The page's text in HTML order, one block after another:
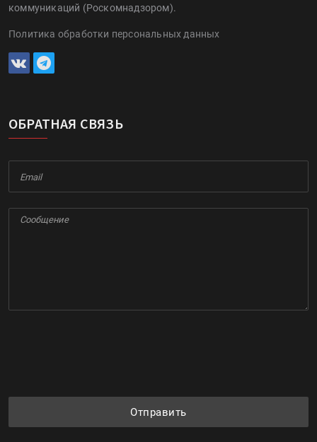
коммуникаций (Роскомнадзором).
Политика обработки персональных данных
ОБРАТНАЯ СВЯЗЬ
Отправить